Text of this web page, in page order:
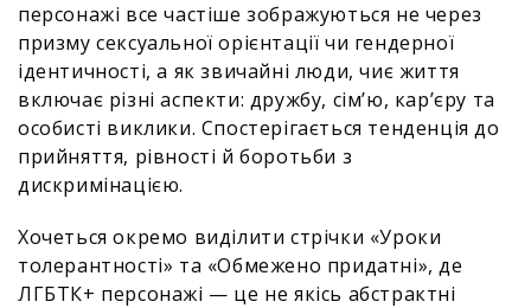
персонажі все частіше зображуються не через
призму сексуальної орієнтації чи гендерної
ідентичності, а як звичайні люди, чиє життя
включає різні аспекти: дружбу, сім’ю, кар’єру та
особисті виклики. Спостерігається тенденція до
прийняття, рівності й боротьби з
дискримінацією.
Хочеться окремо виділити стрічки «Уроки
толерантності» та «Обмежено придатні», де
ЛГБТК+ персонажі — це не якісь абстрактні